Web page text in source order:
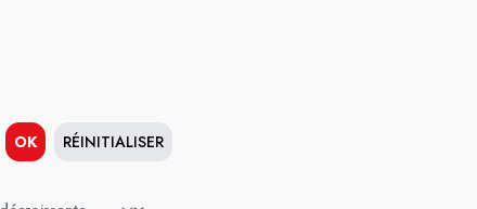
OK RÉINITIALISER